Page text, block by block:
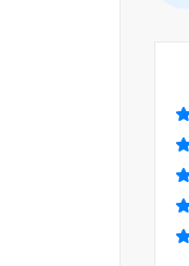
GEO,
바이럴
콘텐츠
이탈 방